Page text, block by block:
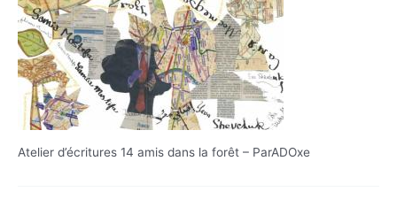
Atelier d’écritures 14 amis dans la forêt – ParADOxe